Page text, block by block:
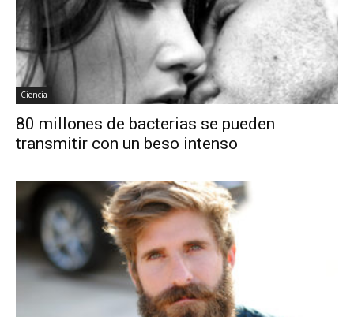
Ciencia
80 millones de bacterias se pueden
transmitir con un beso intenso